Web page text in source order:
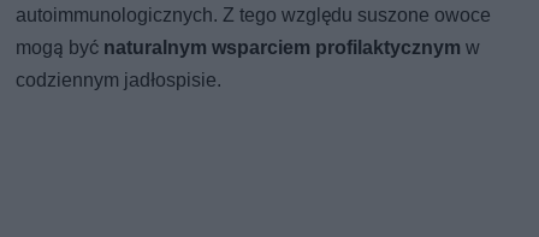
autoimmunologicznych. Z tego względu suszone owoce
mogą być naturalnym wsparciem profilaktycznym w
codziennym jadłospisie.